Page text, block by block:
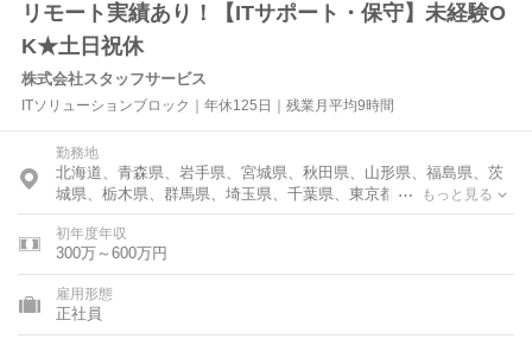
リモート実績あり！【ITサポート・保守】未経験O
K★土日祝休
株式会社スタッフサービス
ITソリューションブロック｜年休125日｜残業月平均9時間
勤務地
北海道、青森県、岩手県、宮城県、秋田県、山形県、福島県、茨
城県、栃木県、群馬県、埼玉県、千葉県、東京都、神奈川県、富
山県、石川県、福井県、新潟県、山梨県、長野県、岐阜県、静岡
県、愛知県、三重県、滋賀県、京都府、大阪府、兵庫県、奈良
県、和歌山県、鳥取県、島根県、岡山県、広島県、山口県、徳島
県、香川県、愛媛県、高知県、福岡県、佐賀県、長崎県、熊本
県、大分県、宮崎県、鹿児島県
もっと見る
初年度年収
300万～600万円
雇用形態
正社員